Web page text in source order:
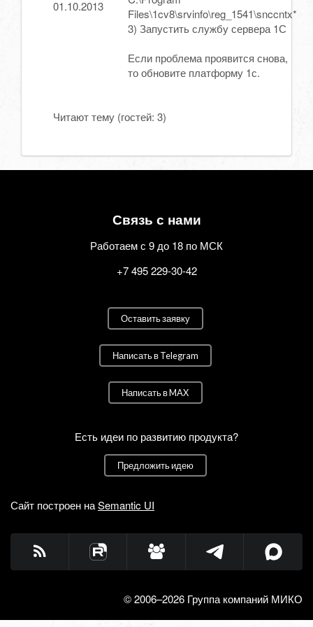
01.10.2013
Files\1cv8\srvinfo\reg_1541\snccntx*
3) Запустить службу сервера 1С
Если проблема проявится снова,
то обновите платформу 1с.
Читают тему (гостей: 3)
Связь с нами
Работаем с 9 до 18 по МСК
+7 495 229-30-42
Оставить заявку
Написать в Telegram
Написать в MAX
Есть идеи по развитию продукта?
Предложить идею
Сайт построен наSemantic UI
© 2006–2026 Группа компаний МИКО